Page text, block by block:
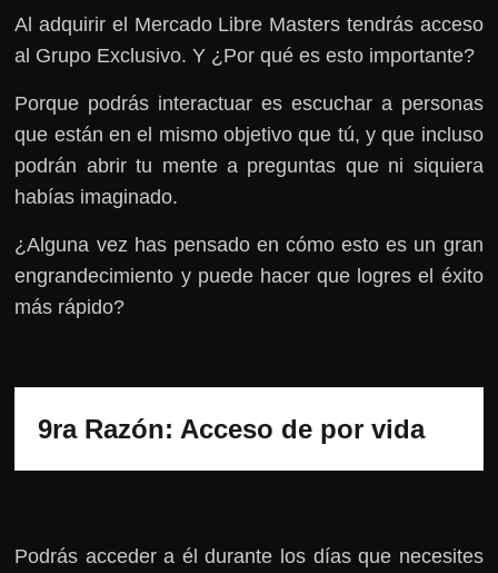
Al adquirir el Mercado Libre Masters tendrás acceso
al Grupo Exclusivo. Y ¿Por qué es esto importante?
Porque podrás interactuar es escuchar a personas
que están en el mismo objetivo que tú, y que incluso
podrán abrir tu mente a preguntas que ni siquiera
habías imaginado.
¿Alguna vez has pensado en cómo esto es un gran
engrandecimiento y puede hacer que logres el éxito
más rápido?
9ra Razón: Acceso de por vida
Podrás acceder a él durante los días que necesites